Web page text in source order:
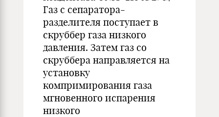
Газ с сепаратора-
разделителя поступает в
скруббер газа низкого
давления. Затем газ со
скруббера направляется на
установку
компримирования газа
мгновенного испарения
низкого